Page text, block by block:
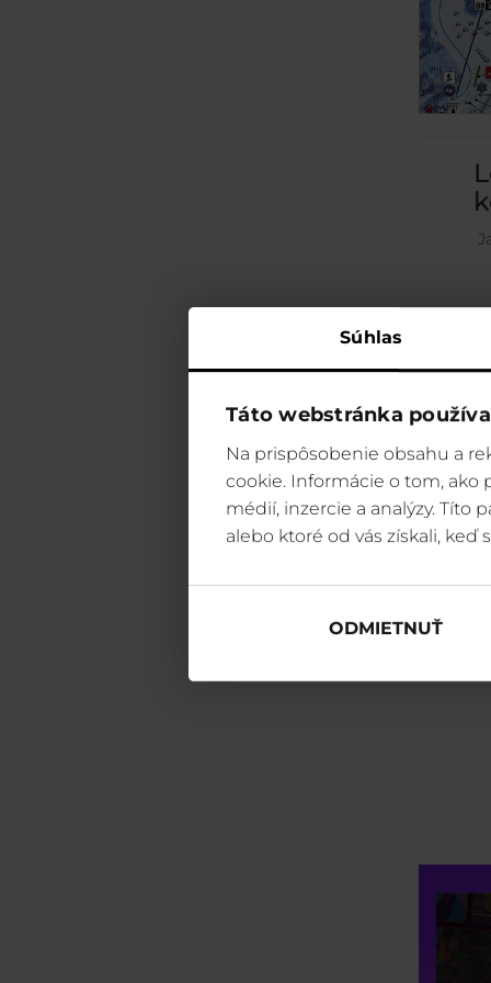
Súhlas
Táto webstránka
Na prispôsobenie obsahu a
cookie. Informácie o tom, ako
médií, inzercie a analýzy.
alebo ktoré od vás získali, keď
ODMIETNUŤ